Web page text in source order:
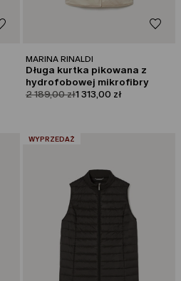
MARINA RINALDI
Długa kurtka pikowana z
hydrofobowej mikrofibry
product.price.original
2 189,00 złproduct.price.sale
1 313,00 zł
:WYPRZEDAŻ